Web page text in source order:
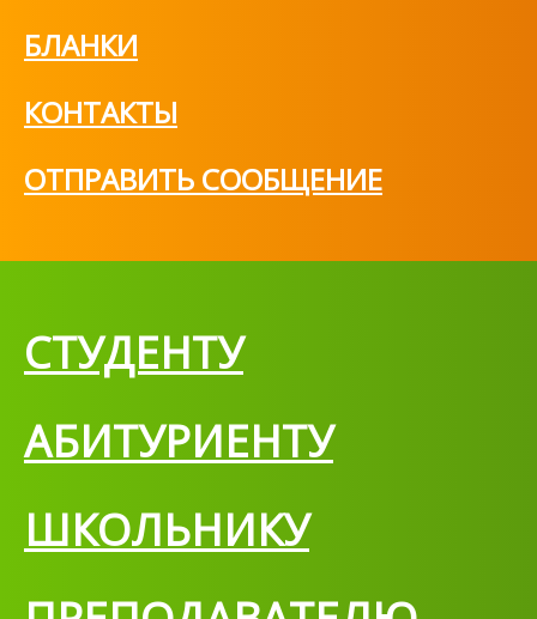
БЛАНКИ
КОНТАКТЫ
ОТПРАВИТЬ СООБЩЕНИЕ
СТУДЕНТУ
АБИТУРИЕНТУ
ШКОЛЬНИКУ